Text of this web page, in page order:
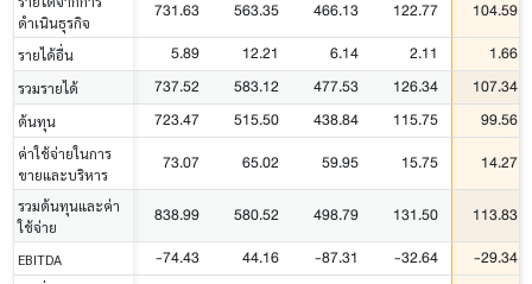
ดำเนินธุรกิจ
731.63 563.35 466.13 122.77 104.59
รายได้อื่น 5.89 12.21 6.14 2.11 1.66
รวมรายได้ 737.52 583.12 477.53 126.34 107.34
ต้นทุน 723.47 515.50 438.84 115.75 99.56
ค่าใช้จ่ายในการ
ขายและบริหาร
73.07 65.02 59.95 15.75 14.27
รวมต้นทุนและค่า
ใช้จ่าย
838.99 580.52 498.79 131.50 113.83
EBITDA -74.43 44.16 -87.31 -32.64 -29.34